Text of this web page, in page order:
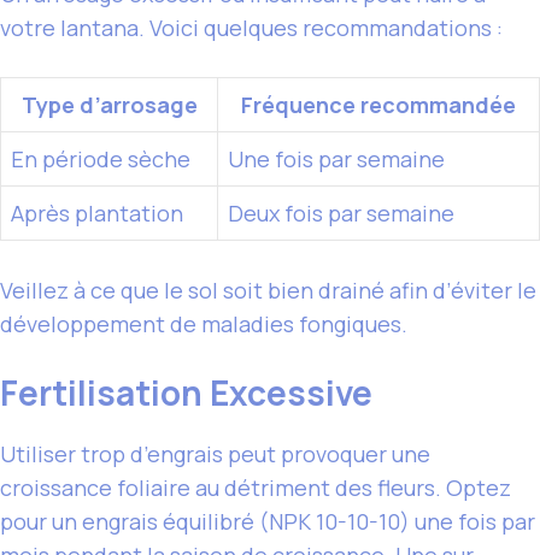
votre lantana. Voici quelques recommandations :
Type d’arrosage
Fréquence recommandée
En période sèche
Une fois par semaine
Après plantation Deux fois par semaine
Veillez à ce que le sol soit bien drainé afin d’éviter le
développement de maladies fongiques.
Fertilisation Excessive
Utiliser trop d’engrais peut provoquer une
croissance foliaire au détriment des fleurs. Optez
pour un engrais équilibré (NPK 10-10-10) une fois par